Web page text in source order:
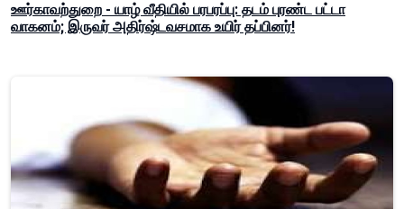
ஊர்காவற்துறை - யாழ் வீதியில் பரபரப்பு: தடம் புரண்ட பட்டா
வாகனம்; இருவர் அதிர்ஷ்டவசமாக உயிர் தப்பினர்!